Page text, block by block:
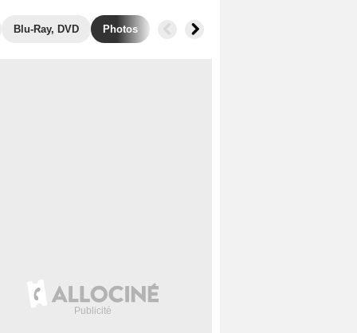
Blu-Ray, DVD Photos Musique